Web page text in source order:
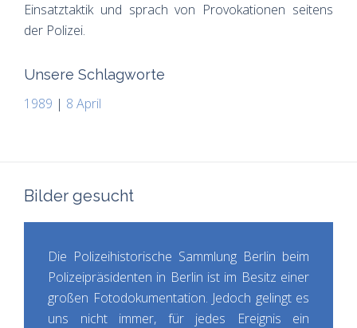
Einsatztaktik und sprach von Provokationen seitens
der Polizei.
Unsere Schlagworte
1989 | 8 April
Bilder gesucht
Die Polizeihistorische Sammlung Berlin beim
Polizeipräsidenten in Berlin ist im Besitz einer
großen Fotodokumentation. Jedoch gelingt es
uns nicht immer, für jedes Ereignis ein